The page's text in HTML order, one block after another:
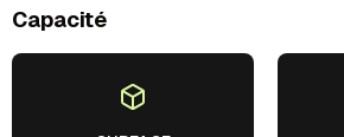
Capacité